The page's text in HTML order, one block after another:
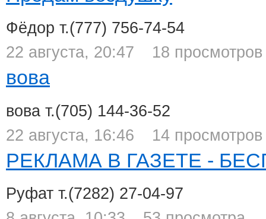
Фёдор т.(777) 756-74-54
22 августа, 20:47
18 просмотров
вова
вова т.(705) 144-36-52
22 августа, 16:46
14 просмотров
РЕКЛАМА В ГАЗЕТЕ -
Руфат т.(7282) 27-04-97